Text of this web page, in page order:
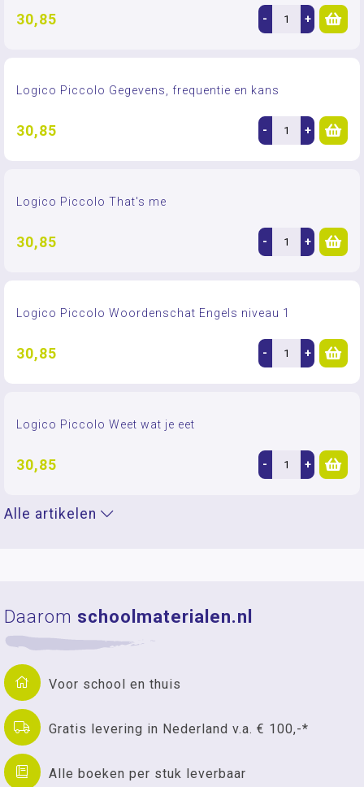
30,85 - +
Logico Piccolo Gegevens, frequentie en kans
30,85 - +
Logico Piccolo That's me
30,85 - +
Logico Piccolo Woordenschat Engels niveau 1
30,85 - +
Logico Piccolo Weet wat je eet
30,85 - +
Alle artikelen
Daarom schoolmaterialen.nl
Voor school en thuis
Gratis levering in Nederland v.a. € 100,-*
Alle boeken per stuk leverbaar